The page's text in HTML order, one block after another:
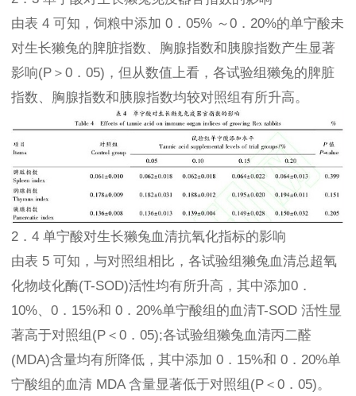
由表 4 可知，饲粮中添加 0．05% ～0．20%的单宁酸未
对生长獭兔的脾脏指数、胸腺指数和胰腺指数产生显著
影响(P＞0．05)，但从数值上看，各试验组獭兔的脾脏
指数、胸腺指数和胰腺指数均较对照组有所升高。
2．4 单宁酸对生长獭兔血清抗氧化指标的影响
由表 5 可知，与对照组相比，各试验组獭兔血清总超氧
化物歧化酶(T-SOD)活性均有所升高，其中添加0．
10%、0．15%和 0．20%单宁酸组的血清T-SOD 活性显
著高于对照组(P＜0．05);各试验组獭兔血清丙二醛
(MDA)含量均有所降低，其中添加 0．15%和 0．20%单
宁酸组的血清 MDA 含量显著低于对照组(P＜0．05)。